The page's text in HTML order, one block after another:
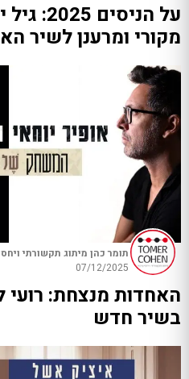
על
מקורי ומרענן לשיר
תומר כהן מיתוג תקשורתי
07/12/2025
האחדות מנצחת: רועי
בשיר חדש